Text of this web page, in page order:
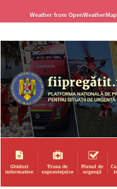
Weather from OpenWeatherMap